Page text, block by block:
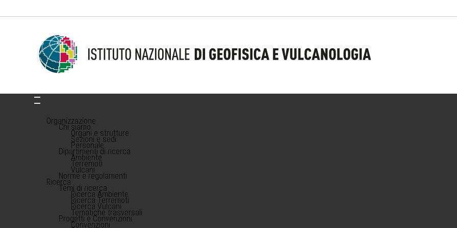
Organizzazione
Chi siamo
Organi e strutture
Sezioni e sedi
Personale
Dipartimenti di ricerca
Ambiente
Terremoti
Vulcani
Norme e regolamenti
Ricerca
Temi di ricerca
Ricerca Ambiente
Ricerca Terremoti
Ricerca Vulcani
Tematiche trasversali
Progetti e Convenzioni
Convenzioni